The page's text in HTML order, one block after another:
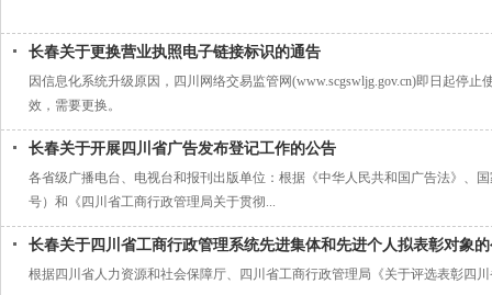
长春关于更换营业执照电子链接标识的通告
因信息化系统升级原因，四川网络交易监管网(www.scgswljg.gov.cn)即日起停
效，需要更换。
长春关于开展四川省广告发布登记工作的公告
各省级广播电台、电视台和报刊出版单位：根据《中华人民共和国广告法》、
号）和《四川省工商行政管理局关于贯彻...
长春关于四川省工商行政管理系统先进集体和先进个人拟表彰对象
根据四川省人力资源和社会保障厅、四川省工商行政管理局《关于评选表彰四